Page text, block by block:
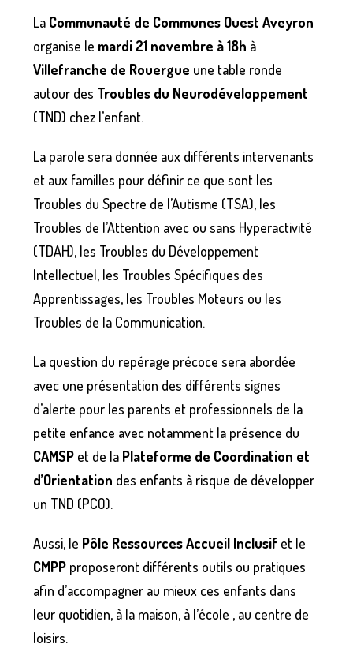
La Communauté de Communes Ouest Aveyron
organise le mardi 21 novembre à 18h à
Villefranche de Rouergue une table ronde
autour des Troubles du Neurodéveloppement
(TND) chez l’enfant.
La parole sera donnée aux différents intervenants
et aux familles pour définir ce que sont les
Troubles du Spectre de l’Autisme (TSA), les
Troubles de l’Attention avec ou sans Hyperactivité
(TDAH), les Troubles du Développement
Intellectuel, les Troubles Spécifiques des
Apprentissages, les Troubles Moteurs ou les
Troubles de la Communication.
La question du repérage précoce sera abordée
avec une présentation des différents signes
d’alerte pour les parents et professionnels de la
petite enfance avec notamment la présence du
CAMSP et de la Plateforme de Coordination et
d’Orientation des enfants à risque de développer
un TND (PCO).
Aussi, le Pôle Ressources Accueil Inclusif et le
CMPP proposeront différents outils ou pratiques
afin d’accompagner au mieux ces enfants dans
leur quotidien, à la maison, à l’école , au centre de
loisirs.